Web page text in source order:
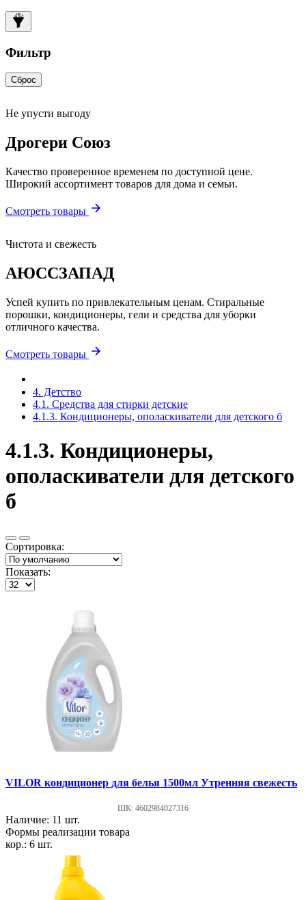
Фильтр
Сброс
Не упусти выгоду
Дрогери Союз
Качество проверенное временем по доступной цене.
Широкий ассортимент товаров для дома и семьи.
Смотреть товары
Чистота и свежесть
АЮССЗАПАД
Успей купить по привлекательным ценам. Стиральные
порошки, кондиционеры, гели и средства для уборки
отличного качества.
Смотреть товары
4. Детство
4.1. Средства для стирки детские
4.1.3. Кондиционеры, ополаскиватели для детского б
4.1.3. Кондиционеры,
ополаскиватели для детского
б
Сортировка:
Показать:
VILOR кондиционер для белья 1500мл Утренняя свежесть
ШК: 4602984027316
Наличие: 11 шт.
Формы реализации товара
кор.: 6 шт.